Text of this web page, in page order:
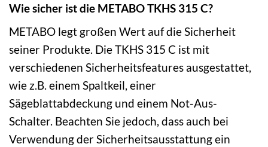
Wie sicher ist die METABO TKHS 315 C?
METABO legt großen Wert auf die Sicherheit
seiner Produkte. Die TKHS 315 C ist mit
verschiedenen Sicherheitsfeatures ausgestattet,
wie z.B. einem Spaltkeil, einer
Sägeblattabdeckung und einem Not-Aus-
Schalter. Beachten Sie jedoch, dass auch bei
Verwendung der Sicherheitsausstattung ein